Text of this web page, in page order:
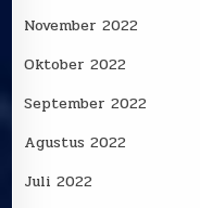
November 2022
Oktober 2022
September 2022
Agustus 2022
Juli 2022